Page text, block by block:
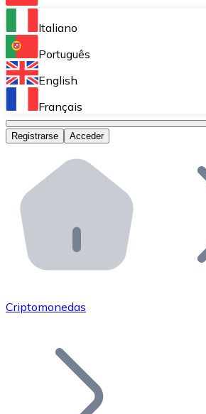
Bitnovo Ramp
Integra nuestra solución en tu
Bitnovo Giftcards
Bitnovo OTC
Bitnovo ATM
Integra un ATM Bitnovo en tu
Bitnovo API
Integra nuestra API en tu
Únete a nuestra red de
Añade tu proyecto a nuestro
Italiano
Português
English
Français
Registrarse Acceder
Criptomonedas